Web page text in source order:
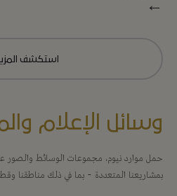
→
استكشف
وسائل الإعلام
حمل موارد نيوم، مجموعات الوسائط والصور
بمشاريعنا المتعددة - بما في ذلك مناطقنا